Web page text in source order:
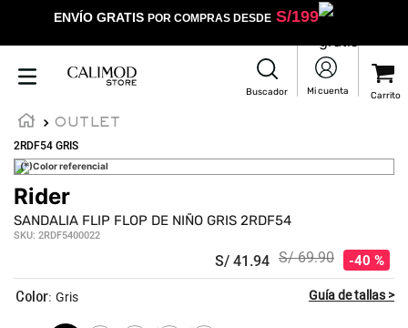
ENVÍO GRATIS POR COMPRAS DESDES/199
OUTLET
2RDF54 GRIS
(*)Color referencial
Rider
SANDALIA FLIP FLOP DE NIÑO GRIS 2RDF54
SKU: 2RDF5400022
S/ 41 .94 S/ 69.90 40 %
: Gris